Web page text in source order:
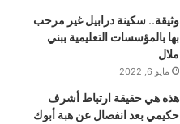
وثيقة.. سكينة درابيل غير مرحب
بها بالمؤسسات التعليمية ببني
ملال
مايو 6, 2022
هذه هي حقيقة ارتباط أشرف
حكيمي بعد انفصال عن هبة أبوك